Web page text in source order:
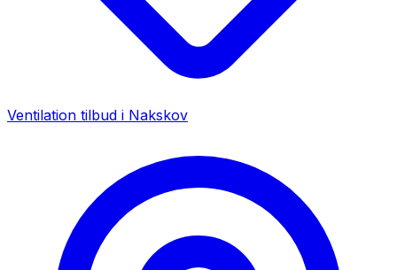
Ventilation tilbud i Nakskov